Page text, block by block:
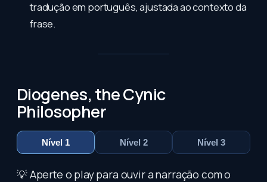
tradução em português, ajustada ao contexto da
frase.
Diogenes, the Cynic
Philosopher
Nível 1 Nível 2 Nível 3
💡 Aperte o play para ouvir a narração com o